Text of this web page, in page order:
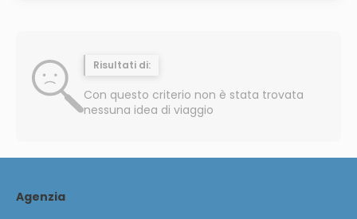
Risultati di:
Con questo criterio non è stata trovata
nessuna idea di viaggio
Agenzia